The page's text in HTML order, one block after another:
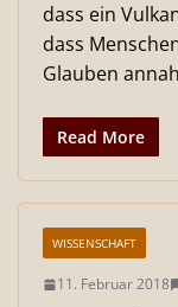
dass ein
dass
Glauben
Read More
WISSENSCHAFT
11. Februar 2018